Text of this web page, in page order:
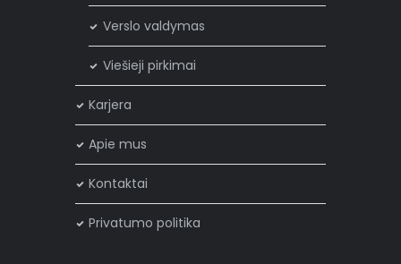
Verslo valdymas
Viešieji pirkimai
Karjera
Apie mus
Kontaktai
Privatumo politika